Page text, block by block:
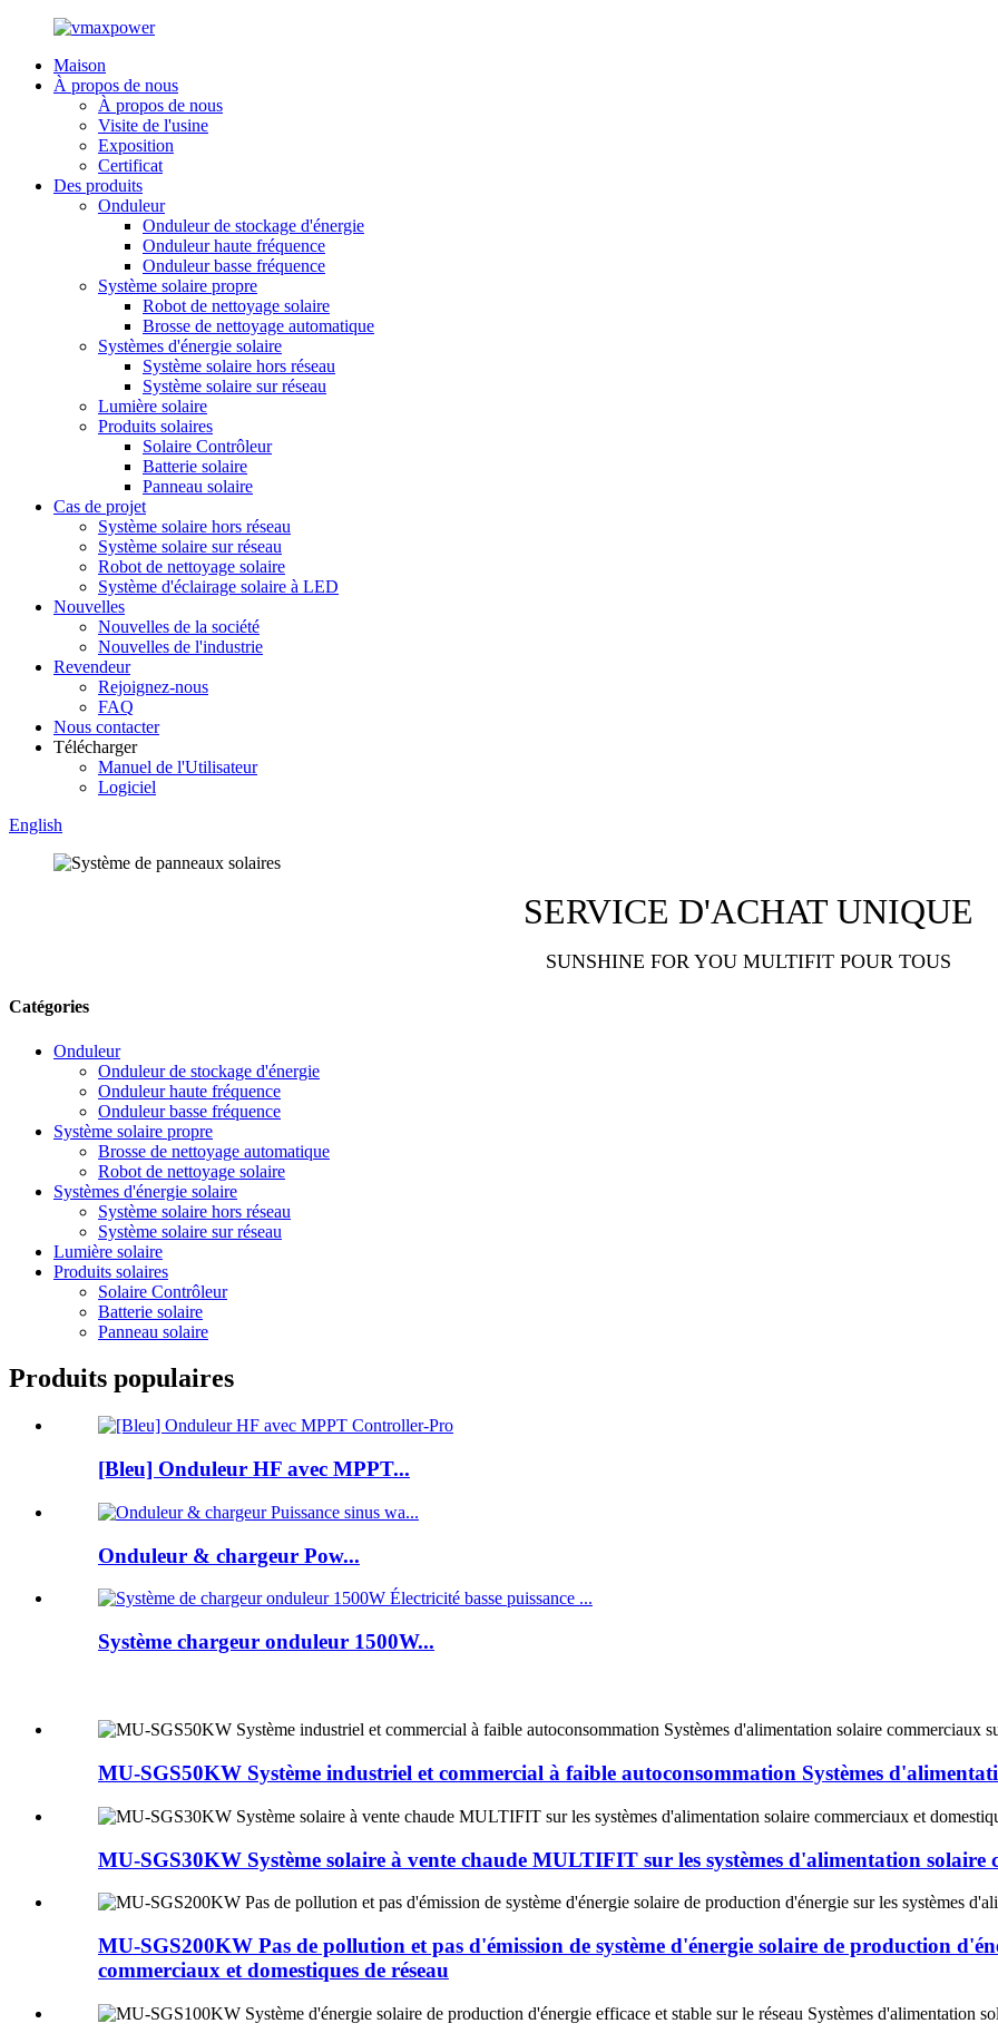
Maison
À propos de nous
À propos de nous
Visite de l'usine
Exposition
Certificat
Des produits
Onduleur
Onduleur de stockage d'énergie
Onduleur haute fréquence
Onduleur basse fréquence
Système solaire propre
Robot de nettoyage solaire
Brosse de nettoyage automatique
Systèmes d'énergie solaire
Système solaire hors réseau
Système solaire sur réseau
Lumière solaire
Produits solaires
Solaire Contrôleur
Batterie solaire
Panneau solaire
Cas de projet
Système solaire hors réseau
Système solaire sur réseau
Robot de nettoyage solaire
Système d'éclairage solaire à LED
Nouvelles
Nouvelles de la société
Nouvelles de l'industrie
Revendeur
Rejoignez-nous
FAQ
Nous contacter
Télécharger
Manuel de l'Utilisateur
Logiciel
English
SERVICE D'ACHAT UNIQUE
SUNSHINE FOR YOU MULTIFIT POUR TOUS
Catégories
Onduleur
Onduleur de stockage d'énergie
Onduleur haute fréquence
Onduleur basse fréquence
Système solaire propre
Brosse de nettoyage automatique
Robot de nettoyage solaire
Systèmes d'énergie solaire
Système solaire hors réseau
Système solaire sur réseau
Lumière solaire
Produits solaires
Solaire Contrôleur
Batterie solaire
Panneau solaire
Produits populaires
[Bleu] Onduleur HF avec MPPT...
Onduleur & chargeur Pow...
Système chargeur onduleur 1500W...
MU-SGS50KW Système industriel et commercial à faible autoconsommation Systèmes
MU-SGS30KW Système solaire à vente chaude MULTIFIT sur les systèmes d'alimentation solaire
MU-SGS200KW Pas de pollution et pas d'émission de système d'énergie solaire de production
commerciaux et domestiques de réseau